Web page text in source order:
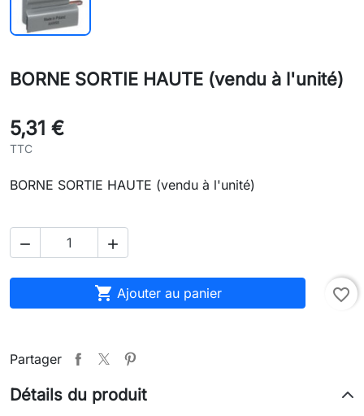
BORNE SORTIE HAUTE (vendu à l'unité)
5,31 €
TTC
BORNE SORTIE HAUTE (vendu à l'unité)
 
 Ajouter au panier favorite_border
Partager
Détails du produit